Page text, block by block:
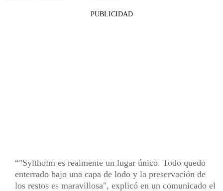
PUBLICIDAD
"Syltholm es realmente un lugar único. Todo quedo
enterrado bajo una capa de lodo y la preservación de
los restos es maravillosa", explicó en un comunicado el